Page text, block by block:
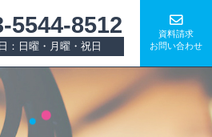
5544-8512
：日曜・月曜・祝日
資料請求
お問い合わせ